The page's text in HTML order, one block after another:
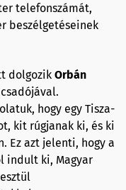
telefonszámát,
beszélgetéseinek
dolgozik Orbán
hogy egy Tisza-
kit rúgjanak ki, és ki
Ez azt jelenti, hogy a
indult ki, Magyar